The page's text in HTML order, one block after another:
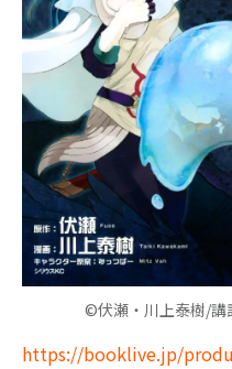
©伏瀬・川上泰樹/講
https://booklive.jp/